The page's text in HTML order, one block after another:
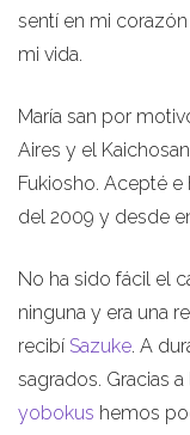
sentí en mi
mi vida.
María san por
Aires y el
Fukiosho. Acepté
del 2009 y desde
No ha sido fácil el
ninguna y era una
recibí Sazuke. A
sagrados. Gracias
yobokus hemos